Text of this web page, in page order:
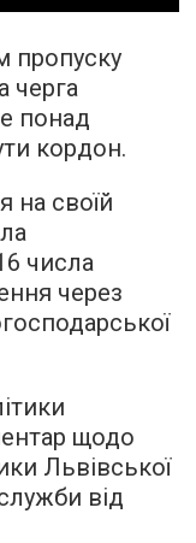
пропуску
черга
понад
кордон.
на своїй
числа
через
щодо
Львівської
від